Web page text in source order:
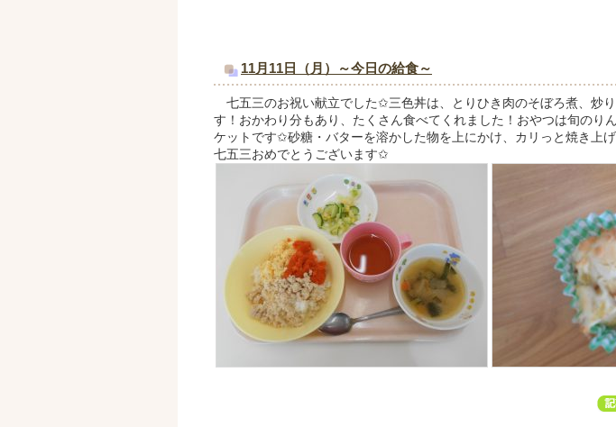
11月11日（月）～今日の給食～
七五三のお祝い献立でした✩三色丼は、とりひき肉のそぼろ煮、炒
す！おかわり分もあり、たくさん食べてくれました！おやつは旬のり
ケットです✩砂糖・バターを溶かした物を上にかけ、カリっと焼き上げ
七五三おめでとうございます✩